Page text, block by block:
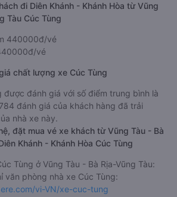
đi Diên Khánh - Khánh Hòa từ Vũng
Tàu Cúc Tùng
440000đ/vé
vé
chất lượng xe Cúc Tùng
được đánh giá với số điểm trung bình là
đánh giá của khách hàng đã trải
nhà xe này.
đặt mua vé xe khách từ Vũng Tàu - Bà
Khánh - Khánh Hòa Cúc Tùng
Tùng ở Vũng Tàu - Bà Rịa-Vũng Tàu:
văn phòng nhà xe Cúc Tùng:
vi-VN/xe-cuc-tung